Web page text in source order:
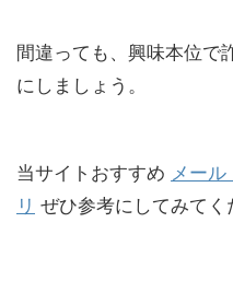
間違っても、興味本位で
にしましょう。
当サイトおすすめ メール
リ ぜひ参考にしてみてく